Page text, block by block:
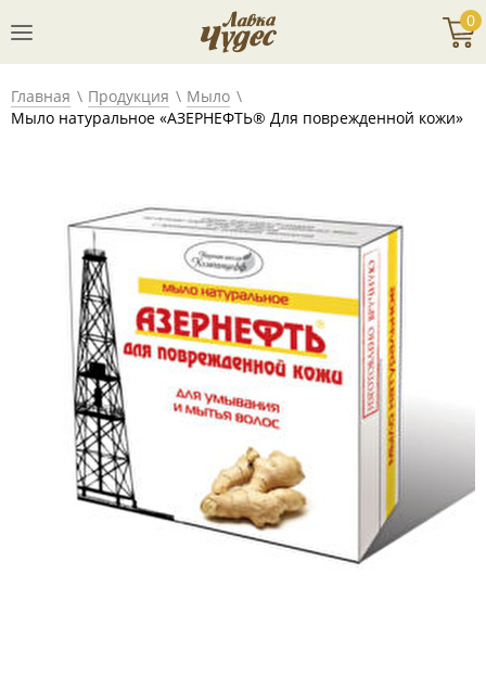
0
Главная Продукция
Мыло
Мыло натуральное «АЗЕРНЕФТЬ® Для поврежденной кожи»